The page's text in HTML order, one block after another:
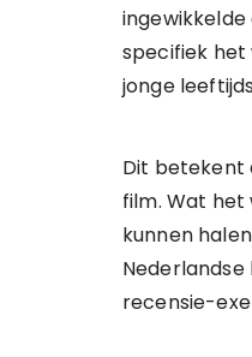
specifiek het
jonge
Dit betekent
film. Wat
kunnen
Nederlandse
recensie-